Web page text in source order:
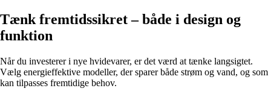
Tænk fremtidssikret – både i design og
funktion
Når du investerer i nye hvidevarer, er det værd at tænke langsigtet.
Vælg energieffektive modeller, der sparer både strøm og vand, og som
kan tilpasses fremtidige behov.